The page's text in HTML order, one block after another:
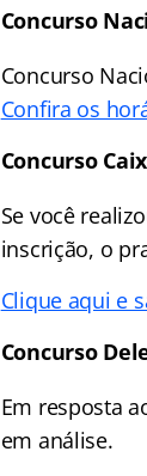
Concurso
Concurso
Confira os
Concurso
Se você
inscrição, o
Clique aqui e
Concurso
Em resposta
em análise.